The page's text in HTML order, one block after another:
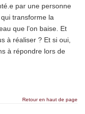
par une personne
transforme la
que l’on baise. Et
à réaliser ? Et si oui,
à répondre lors de
Retour en haut de page